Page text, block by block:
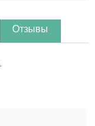
Отзывы